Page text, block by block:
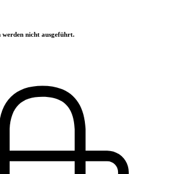
werden nicht ausgeführt.